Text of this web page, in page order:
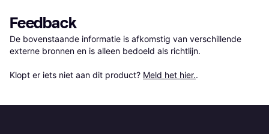
Feedback
De bovenstaande informatie is afkomstig van verschillende
externe bronnen en is alleen bedoeld als richtlijn.
Klopt er iets niet aan dit product? Meld het hier..